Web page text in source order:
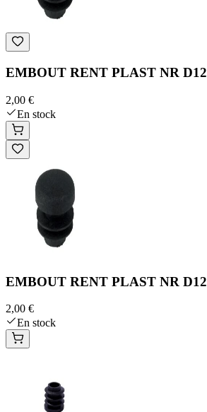
EMBOUT RENT PLAST NR D12
2,00 €
En stock
EMBOUT RENT PLAST NR D12
2,00 €
En stock